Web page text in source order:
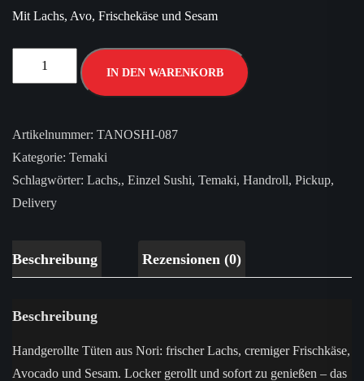
Mit Lachs, Avo, Frischekäse und Sesam
IN DEN WARENKORB
Artikelnummer: TANOSHI-087
Kategorie: Temaki
Schlagwörter: Lachs,, Einzel Sushi, Temaki, Handroll, Pickup,
Delivery
Beschreibung Rezensionen (0)
Beschreibung
Handgerollte Tüten aus Nori: frischer Lachs, cremiger Frischkäse,
Avocado und Sesam. Locker gerollt und sofort zu genießen – das